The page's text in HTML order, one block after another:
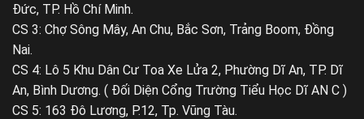
Đức, TP. Hồ Chí Minh.
CS 3: Chợ Sông Mây, An Chu, Bắc Sơn, Trảng Boom, Đồng
Nai.
CS 4: Lô 5 Khu Dân Cư Toa Xe Lửa 2, Phường Dĩ An, TP. Dĩ
An, Bình Dương. ( Đối Diện Cổng Trường Tiểu Học Dĩ AN C )
CS 5: 163 Đô Lương, P.12, Tp. Vũng Tàu.